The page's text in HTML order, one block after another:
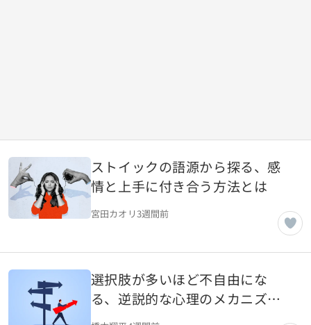
ストイックの語源から探る、感
情と上手に付き合う方法とは
宮田カオリ3週間前
選択肢が多いほど不自由にな
る、逆説的な心理のメカニズム
とは